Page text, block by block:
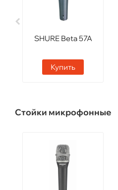
SHURE Beta 57A
Купить
Стойки микрофонные